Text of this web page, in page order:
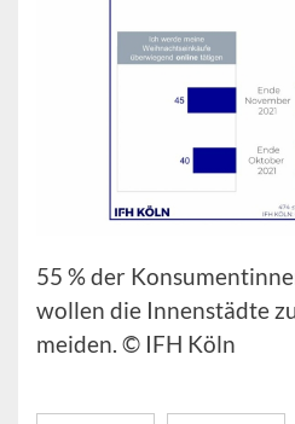
55 % der
wollen die Innenstädte
meiden. © IFH Köln